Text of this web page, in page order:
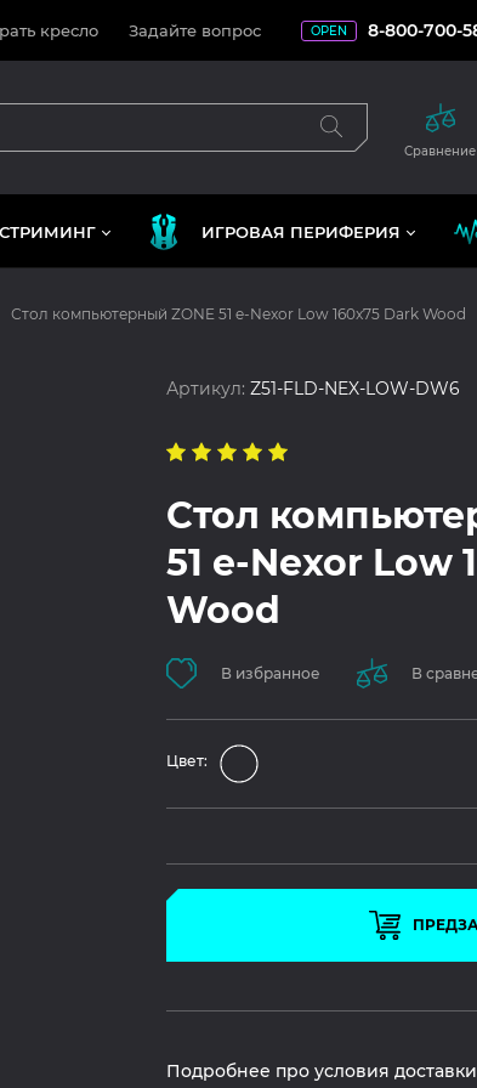
кресло Задайте вопрос OPEN 8-800-700-
Сравнение
СТРИМИНГ ИГРОВАЯ ПЕРИФЕРИЯ
Стол компьютерный ZONE 51 e-Nexor Low 160x75 Dark Wood
Артикул:Z51-FLD-NEX-LOW-DW6
Стол
51 e-Nexor Low
Wood
В избранное В
Цвет:
Подробнее про условия